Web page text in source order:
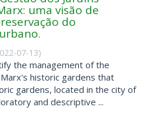
uma visão de
do
07-13)
the management of the
historic gardens that
gardens, located in the city of
and descriptive ...